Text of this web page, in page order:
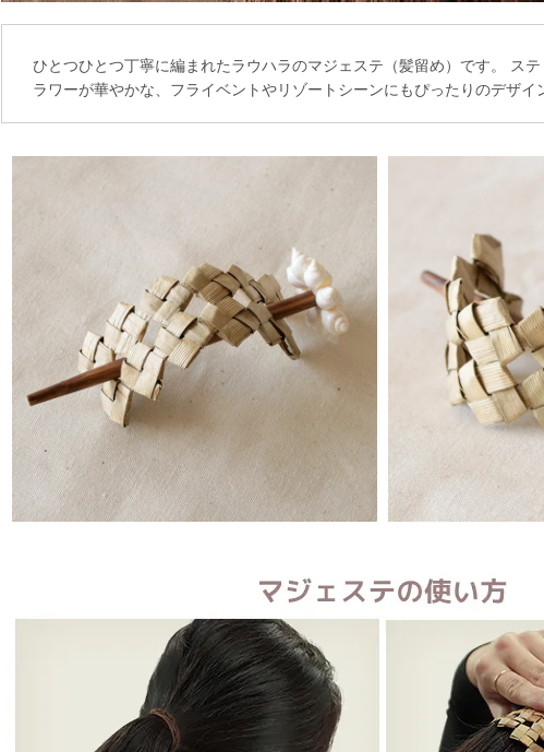
ひとつひとつ丁寧に編まれたラウハラのマジェステ（髪留め）です。 ス
ラワーが華やかな、フライベントやリゾートシーンにもぴったりのデザイ